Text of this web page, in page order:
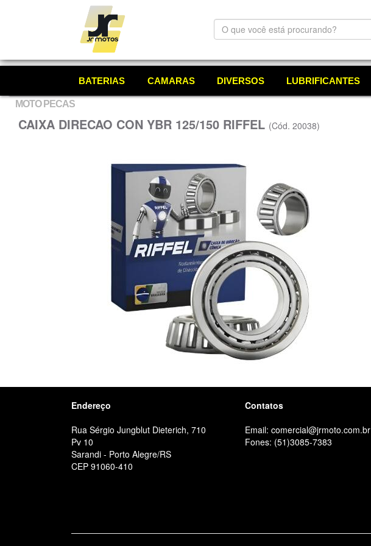
O
que
está
BATERIAS CAMARAS DIVERSOS LUBRIFICANTES
MOTO PECAS
CAIXA DIRECAO CON YBR 125/150 RIFFEL (Cód. 20038)
Endereço
Rua Sérgio Jungblut Dieterich, 710
Pv 10
Sarandi - Porto Alegre/RS
CEP 91060-410
Contatos
Email: comercial@jrmoto.com.br
Fones: (51)3085-7383